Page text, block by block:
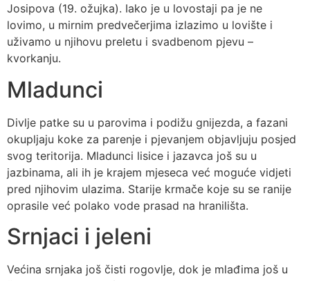
Josipova (19. ožujka). Iako je u lovostaji pa je ne
lovimo, u mirnim predvečerjima izlazimo u lovište i
uživamo u njihovu preletu i svadbenom pjevu –
kvorkanju.
Mladunci
Divlje patke su u parovima i podižu gnijezda, a fazani
okupljaju koke za parenje i pjevanjem objavljuju posjed
svog teritorija. Mladunci lisice i jazavca još su u
jazbinama, ali ih je krajem mjeseca već moguće vidjeti
pred njihovim ulazima. Starije krmače koje su se ranije
oprasile već polako vode prasad na hranilišta.
Srnjaci i jeleni
Većina srnjaka još čisti rogovlje, dok je mlađima još u